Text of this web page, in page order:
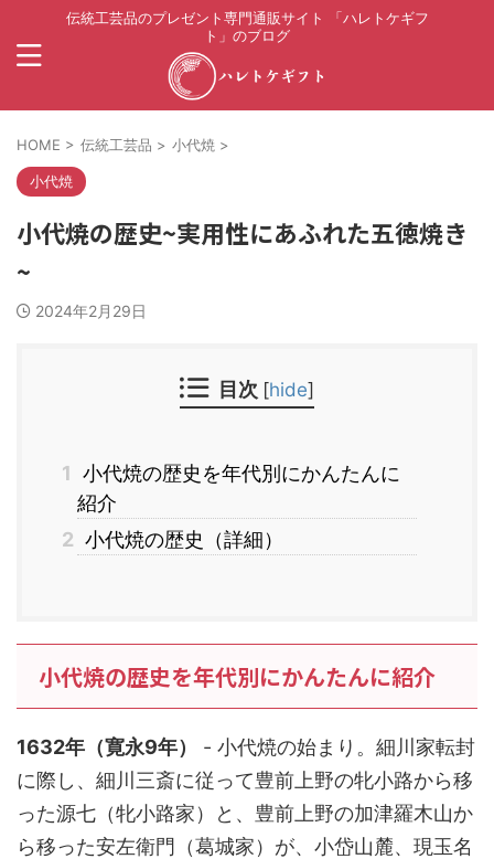
伝統工芸品のプレゼント専門通販サイト 「ハレトケギフ
ト」のブログ
HOME > 伝統工芸品 > 小代焼 >
小代焼
小代焼の歴史~実用性にあふれた五徳焼き
~
2024年2月29日
目次 [hide]
1 小代焼の歴史を年代別にかんたんに
紹介
2 小代焼の歴史（詳細）
小代焼の歴史を年代別にかんたんに紹介
1632年（寛永9年）
- 小代焼の始まり。細川家転封
に際し、細川三斎に従って豊前上野の牝小路から移
った源七（牝小路家）と、豊前上野の加津羅木山か
ら移った安左衛門（葛城家）が、小岱山麓、現玉名